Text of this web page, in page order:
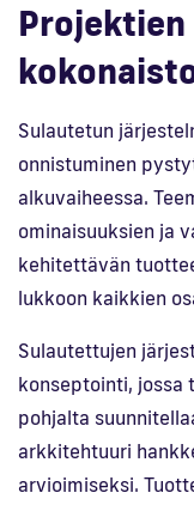
Projektien
Sulautetun
onnistuminen
alkuvaiheessa.
ominaisuuksien ja
kehitettävän
lukkoon kaikkien
Sulautettujen
konseptointi, jossa
pohjalta
arkkitehtuuri
arvioimiseksi.